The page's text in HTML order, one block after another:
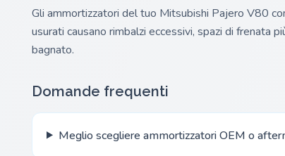
Gli ammortizzatori del tuo Mitsubishi Pajero V80
usurati causano rimbalzi eccessivi, spazi di frenata
bagnato.
Domande frequenti
Meglio scegliere ammortizzatori OEM o